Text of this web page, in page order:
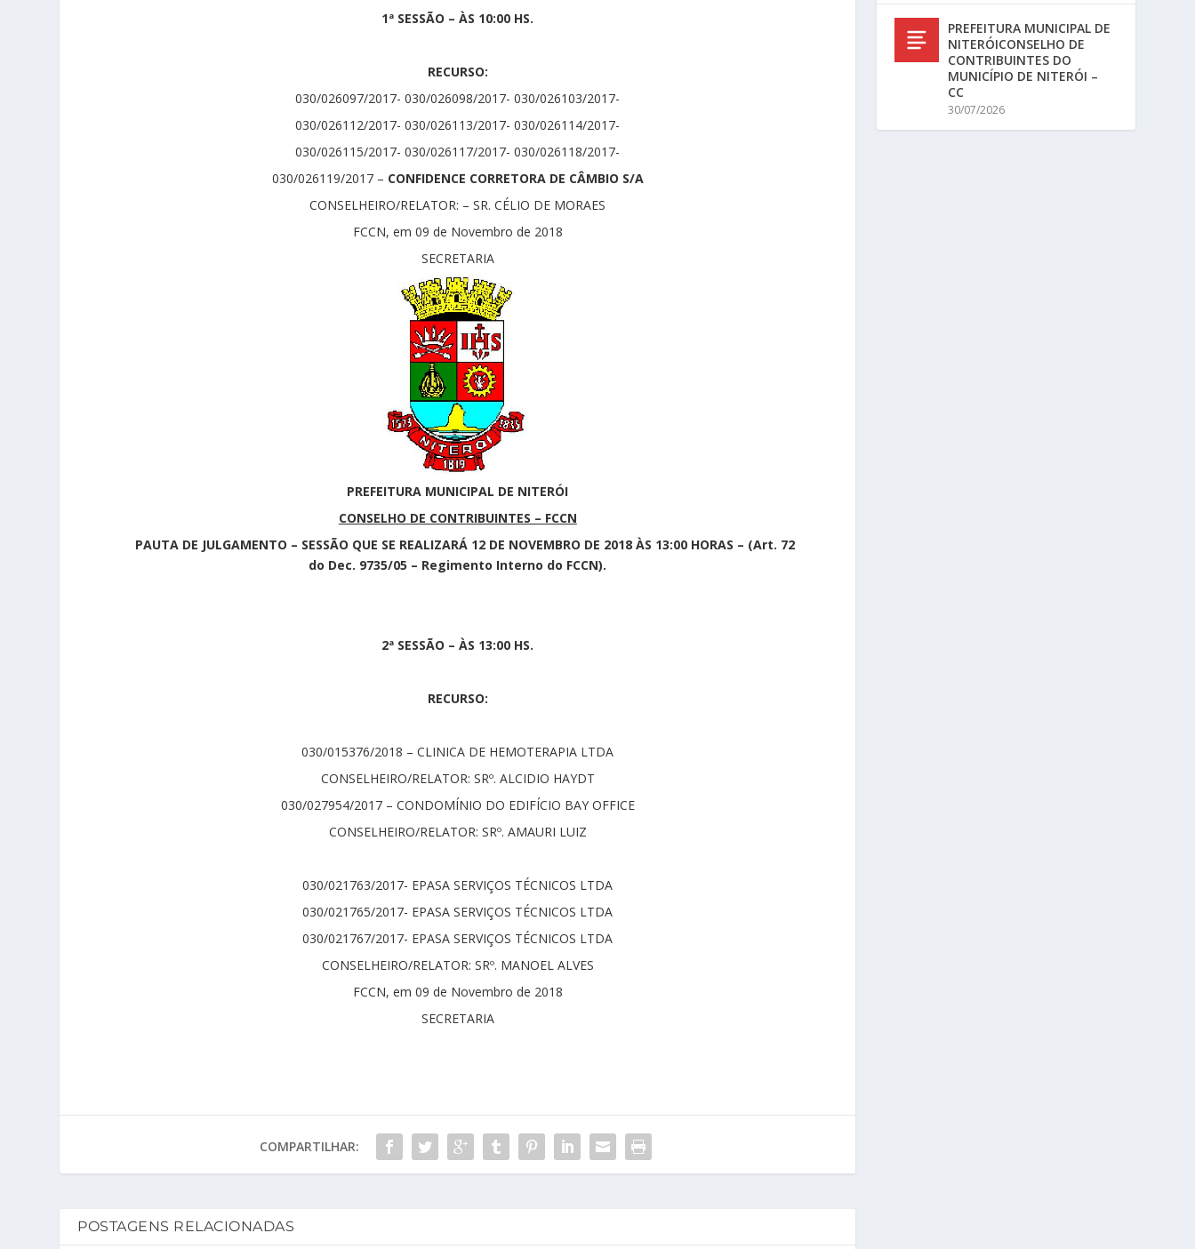
1ª SESSÃO – ÀS 10:00 HS.
RECURSO:
030/026097/2017- 030/026098/2017- 030/026103/2017-
030/026112/2017- 030/026113/2017- 030/026114/2017-
030/026115/2017- 030/026117/2017- 030/026118/2017-
030/026119/2017 – CONFIDENCE CORRETORA DE CÂMBIO S/A
CONSELHEIRO/RELATOR: – SR. CÉLIO DE MORAES
FCCN, em 09 de Novembro de 2018
SECRETARIA
PREFEITURA MUNICIPAL DE NITERÓI
CONSELHO DE CONTRIBUINTES – FCCN
PAUTA DE JULGAMENTO – SESSÃO QUE SE REALIZARÁ 12 DE NOVEMBRO DE 2018 ÀS 13:00 HORAS – (Art. 72
do Dec. 9735/05 – Regimento Interno do FCCN).
2ª SESSÃO – ÀS 13:00 HS.
RECURSO:
030/015376/2018 – CLINICA DE HEMOTERAPIA LTDA
CONSELHEIRO/RELATOR: SRº. ALCIDIO HAYDT
030/027954/2017 – CONDOMÍNIO DO EDIFÍCIO BAY OFFICE
CONSELHEIRO/RELATOR: SRº. AMAURI LUIZ
030/021763/2017- EPASA SERVIÇOS TÉCNICOS LTDA
030/021765/2017- EPASA SERVIÇOS TÉCNICOS LTDA
030/021767/2017- EPASA SERVIÇOS TÉCNICOS LTDA
CONSELHEIRO/RELATOR: SRº. MANOEL ALVES
FCCN, em 09 de Novembro de 2018
SECRETARIA
COMPARTILHAR:
POSTAGENS RELACIONADAS
PREFEITURA MUNICIPAL DE
NITERÓICONSELHO DE
CONTRIBUINTES DO
MUNICÍPIO DE NITERÓI –
CC
30/07/2026